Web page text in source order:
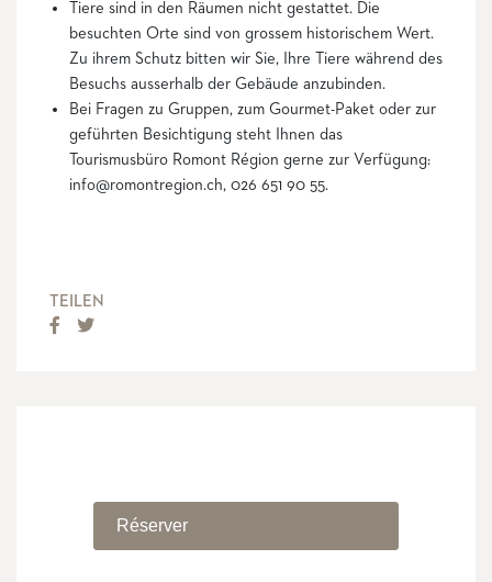
Tiere sind in den Räumen nicht gestattet. Die
besuchten Orte sind von grossem historischem Wert.
Zu ihrem Schutz bitten wir Sie, Ihre Tiere während des
Besuchs ausserhalb der Gebäude anzubinden.
Bei Fragen zu Gruppen, zum Gourmet-Paket oder zur
geführten Besichtigung steht Ihnen das
Tourismusbüro Romont Région gerne zur Verfügung:
info@romontregion.ch, 026 651 90 55.
TEILEN
Réserver